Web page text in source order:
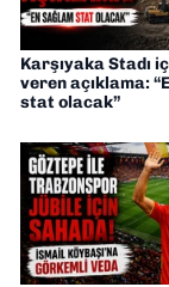
Karşıyaka Stadı
veren açıklama:
stat olacak”